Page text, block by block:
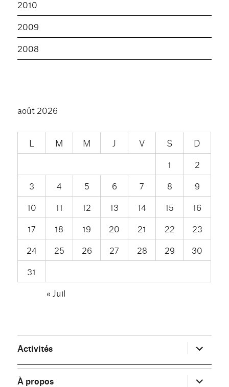
2010
2009
2008
août 2026
L M M J V S
D
1
2
3
4 5 6 7 8
9
10
11 12 13 14 15
16
17
18 19 20 21 22
23
24
25 26 27 28 29
30
31
« Juil
Activités ouvrir
le
sous-
menu
À propos
ouvrir